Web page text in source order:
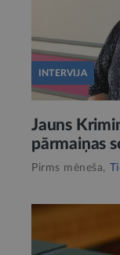
INTERVIJA
Jauns
pārmaiņas
Pirms mēneša,